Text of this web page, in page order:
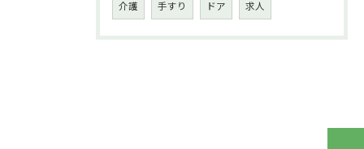
介護 手すり ドア 求人